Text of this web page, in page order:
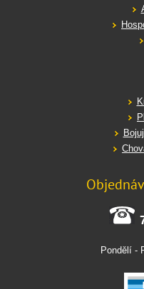
Pondělí -